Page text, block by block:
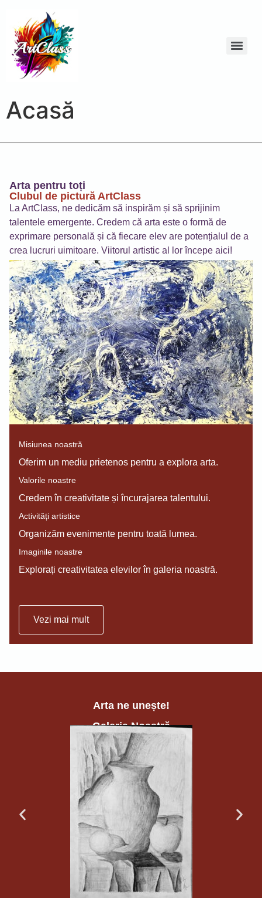
Acasă
Misiunea noastră
Oferim un mediu prietenos pentru a explora arta.
Valorile noastre
Credem în creativitate și încurajarea talentului.
Activități artistice
Organizăm evenimente pentru toată lumea.
Imaginile noastre
Explorați creativitatea elevilor în galeria noastră.
Vezi mai mult
Arta pentru toți
Clubul de pictură ArtClass
La ArtClass, ne dedicăm să inspirăm și să sprijinim
talentele emergente. Credem că arta este o formă de
exprimare personală și că fiecare elev are potențialul de a
crea lucruri uimitoare. Viitorul artistic al lor începe aici!
Arta ne unește!
Galeria Noastră